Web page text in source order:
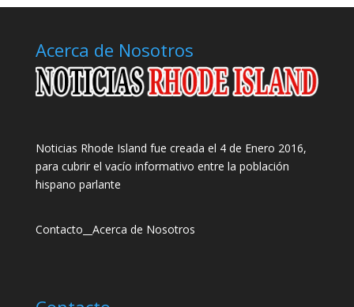
Acerca de Nosotros
Noticias Rhode Island fue creada el 4 de Enero 2016,
para cubrir el vacío informativo entre la población
hispano parlante
Contacto Acerca de Nosotros